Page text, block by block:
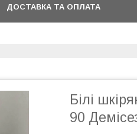
ДОСТАВКА ТА ОПЛАТА
Білі
90